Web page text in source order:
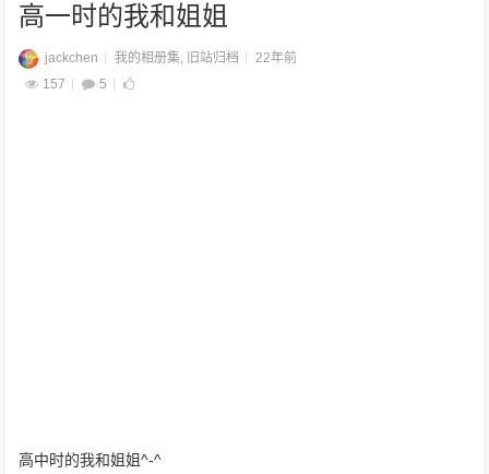
高一时的我和姐姐
jackchen 我的相册集, 旧站归档
22年前
157
5
高中时的我和姐姐^-^